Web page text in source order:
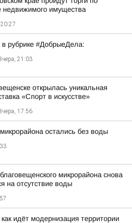
недвижимого имущества
в рубрике #ДобрыеДела:
21:03
открылась уникальная
«Спорт в искусстве»
17:56
остались без воды
микрорайона снова
на отсутствие воды
идёт модернизация территории